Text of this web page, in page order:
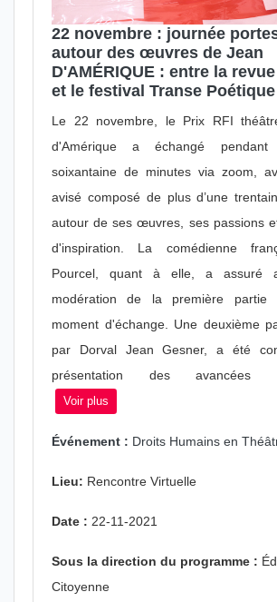
22 novembre : journée
autour des œuvres de Jean
D'AMÉRIQUE : entre la
et le festival Transe Poétique
Le 22 novembre, le Prix RFI
d'Amérique a échangé
soixantaine de minutes via zoom,
avisé composé de plus d’une
autour de ses œuvres, ses passions
d'inspiration. La comédienne
Pourcel, quant à elle, a assuré
modération de la première
moment d'échange. Une deuxième
par Dorval Jean Gesner, a été
présentation des avancées
Voir plus
Événement : Droits Humains en
Lieu: Rencontre Virtuelle
Date : 22-11-2021
Sous la direction du programme :
Citoyenne